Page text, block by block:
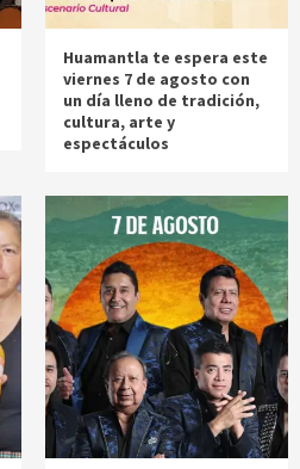
Huamantla te espera este
viernes 7 de agosto con
un día lleno de tradición,
cultura, arte y
espectáculos